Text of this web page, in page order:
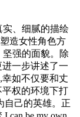
、细腻的描绘
造女性角色方
强的面貌。除
一步讲述了一
如不仅要和丈
权的环境下打
自己的英雄。正